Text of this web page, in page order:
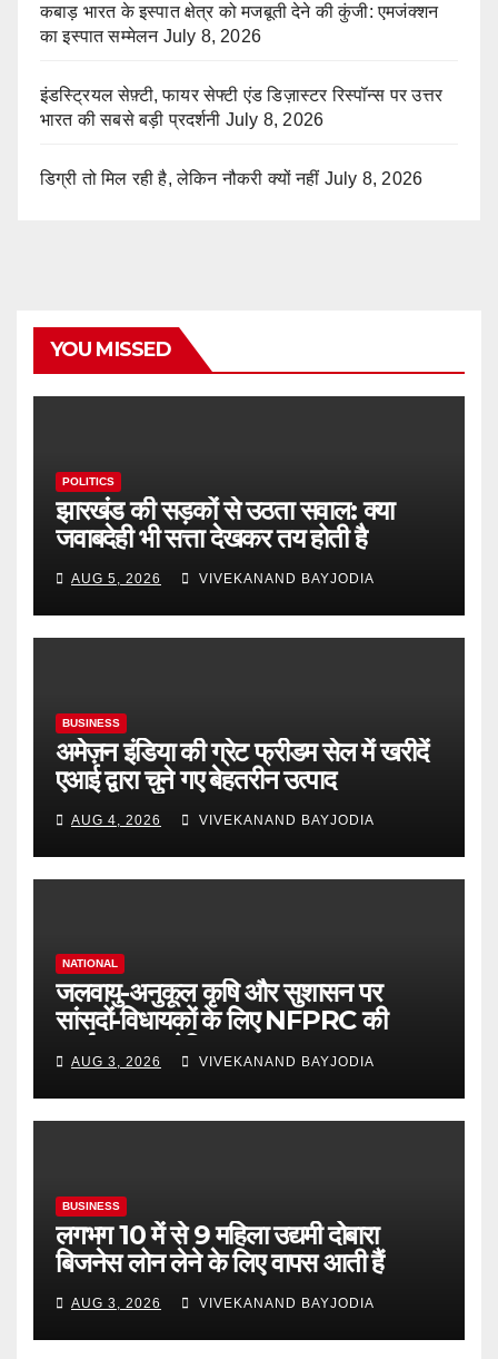
कबाड़ भारत के इस्पात क्षेत्र को मजबूती देने की कुंजी: एमजंक्शन
का इस्पात सम्मेलन July 8, 2026
इंडस्ट्रियल सेफ़्टी, फायर सेफ्टी एंड डिज़ास्टर रिस्पॉन्स पर उत्तर
भारत की सबसे बड़ी प्रदर्शनी July 8, 2026
डिग्री तो मिल रही है, लेकिन नौकरी क्यों नहीं July 8, 2026
YOU MISSED
POLITICS
झारखंड की सड़कों से उठता सवाल: क्या
जवाबदेही भी सत्ता देखकर तय होती है
AUG 5, 2026 VIVEKANAND BAYJODIA
BUSINESS
अमेज़न इंडिया की ग्रेट फ्रीडम सेल में खरीदें
एआई द्वारा चुने गए बेहतरीन उत्पाद
AUG 4, 2026 VIVEKANAND BAYJODIA
NATIONAL
जलवायु-अनुकूल कृषि और सुशासन पर
सांसदों-विधायकों के लिए NFPRC की
AUG 3, 2026 VIVEKANAND BAYJODIA
BUSINESS
लगभग 10 में से 9 महिला उद्यमी दोबारा
बिजनेस लोन लेने के लिए वापस आती हैं
AUG 3, 2026 VIVEKANAND BAYJODIA